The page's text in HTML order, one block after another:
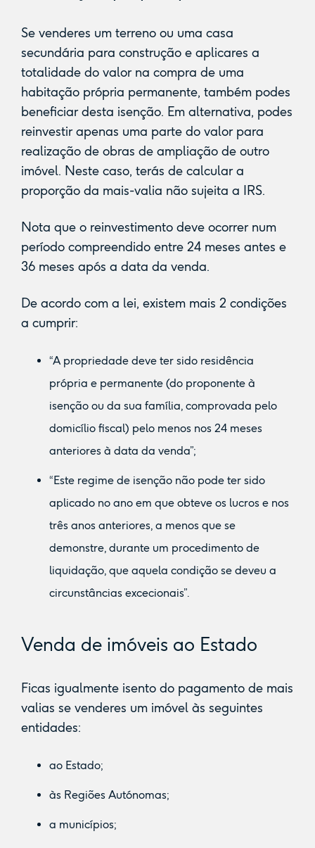
Se venderes um terreno ou uma casa
secundária para construção e aplicares a
totalidade do valor na compra de uma
habitação própria permanente, também podes
beneficiar desta isenção. Em alternativa, podes
reinvestir apenas uma parte do valor para
realização de obras de ampliação de outro
imóvel. Neste caso, terás de calcular a
proporção da mais-valia não sujeita a IRS.
Nota que o reinvestimento deve ocorrer num
período compreendido entre 24 meses antes e
36 meses após a data da venda.
De acordo com a lei, existem mais 2 condições
a cumprir:
“A propriedade deve ter sido residência
própria e permanente (do proponente à
isenção ou da sua família, comprovada pelo
domicílio fiscal) pelo menos nos 24 meses
anteriores à data da venda”;
“Este regime de isenção não pode ter sido
aplicado no ano em que obteve os lucros e nos
três anos anteriores, a menos que se
demonstre, durante um procedimento de
liquidação, que aquela condição se deveu a
circunstâncias excecionais”.
Venda de imóveis ao Estado
Ficas igualmente isento do pagamento de mais
valias se venderes um imóvel às seguintes
entidades:
ao Estado;
às Regiões Autónomas;
a municípios;